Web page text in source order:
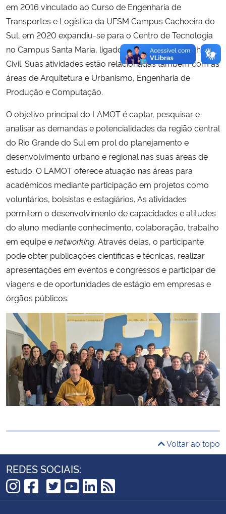
em 2016 vinculado ao Curso de Engenharia de
Transportes e Logística da UFSM Campus Cachoeira do
Sul, em 2020 expandiu-se para o Centro de Tecnologia
no Campus Santa Maria, ligado ao Curso de Engenharia
Civil. Suas atividades estão relacionadas também com as
áreas de Arquitetura e Urbanismo, Engenharia de
Produção e Computação.
O objetivo principal do LAMOT é captar, pesquisar e
analisar as demandas e potencialidades da região central
do Rio Grande do Sul em prol do planejamento e
desenvolvimento urbano e regional nas suas áreas de
estudo. O LAMOT oferece atuação nas áreas para
acadêmicos mediante participação em projetos como
voluntários, bolsistas e estagiários. As atividades
permitem o desenvolvimento de capacidades e atitudes
do aluno mediante conhecimento, colaboração, trabalho
em equipe enetworking. Através delas, o participante
pode obter publicações científicas e técnicas, realizar
apresentações em eventos e congressos e participar de
viagens e de oportunidades de estágio em empresas e
órgãos públicos.
Voltar ao topo
REDES SOCIAIS:
Instagram
Facebook
TikTok
Twitter
YouTube
LinkedIn
RSS